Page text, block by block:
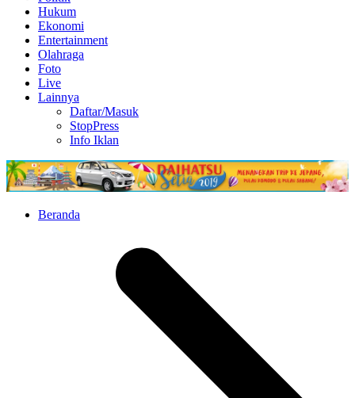
Hukum
Ekonomi
Entertainment
Olahraga
Foto
Live
Lainnya
Daftar/Masuk
StopPress
Info Iklan
Beranda